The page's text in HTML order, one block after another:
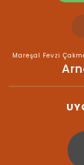
Mareşal Fevzi